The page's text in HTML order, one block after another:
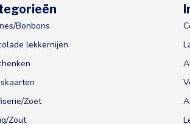
Bonbons
lekkernijen
Zoet
Zout